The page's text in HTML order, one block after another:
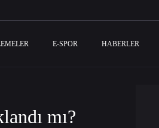
E-SPOR HABERLER
mı?